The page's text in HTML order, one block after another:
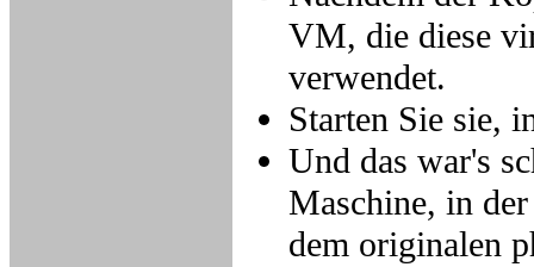
VM, die diese
verwendet.
Starten Sie sie,
Und das war's
Maschine, in
dem originalen